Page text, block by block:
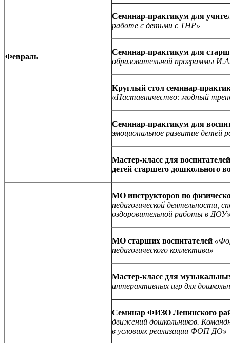
Февраль
Семинар-практикум для
работе с детьми с ТНР»
Семинар-практикум для
образовательной программы
Круглый стол семинар-
«Наставничество: модный
Семинар-практикум для
эмоциональное развитие детей
Мастер-класс для
детей старшего дошкольного
МО инструкторов по
педагогической деятельности,
оздоровительной работы в
МО старших воспитателей
педагогического коллектива»
Мастер-класс для
интерактивных игр для
Семинар ФИЗО Ленинского
движений дошкольников.
в условиях реализации ФОП ДО»